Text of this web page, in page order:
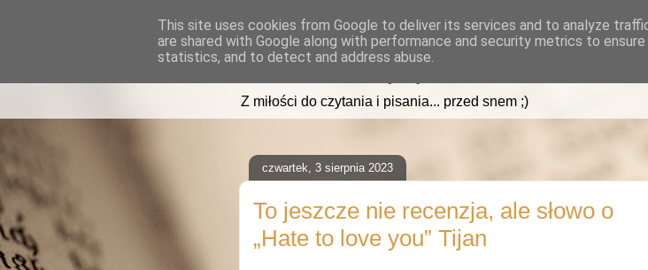
read2sleep.pl
Z miłości do czytania i pisania... przed snem ;)
czwartek, 3 sierpnia 2023
To jeszcze nie recenzja, ale słowo o
„Hate to love you” Tijan
This site uses cookies from Google to deliver its services and to analyze
are shared with Google along with performance and security metrics to
statistics, and to detect and address abuse.